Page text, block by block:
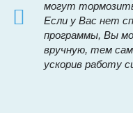
могут
Если у Вас нет
программы, Вы
вручную, тем
ускорив работу